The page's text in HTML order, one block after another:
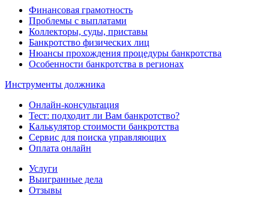
Финансовая грамотность
Проблемы с выплатами
Коллекторы, суды, приставы
Банкротство физических лиц
Нюансы прохождения процедуры банкротства
Особенности банкротства в регионах
Инструменты должника
Онлайн-консультация
Тест: подходит ли Вам банкротство?
Калькулятор стоимости банкротства
Сервис для поиска управляющих
Оплата онлайн
Услуги
Выигранные дела
Отзывы